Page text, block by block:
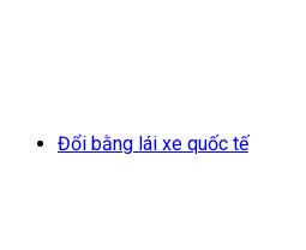
Đổi bằng lái xe quốc tế